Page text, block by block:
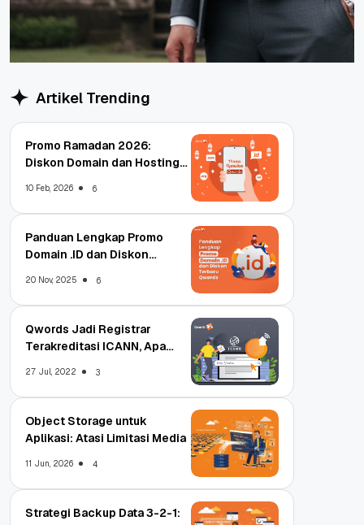
Artikel Trending
Promo Ramadan 2026:
Diskon Domain dan Hosting
10 Feb, 2026 6
Panduan Lengkap Promo
Domain .ID dan Diskon
20 Nov, 2025 6
Qwords Jadi Registrar
Terakreditasi ICANN, Apa
27 Jul, 2022 3
Object Storage untuk
Aplikasi: Atasi Limitasi Media
11 Jun, 2026 4
Strategi Backup Data 3-2-1: